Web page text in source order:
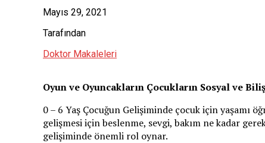
Mayıs 29, 2021
Tarafından
Doktor Makaleleri
Oyun ve Oyuncakların Çocukların Sosyal ve
0 – 6 Yaş Çocuğun Gelişiminde çocuk için yaşamı
gelişmesi için beslenme, sevgi, bakım ne kadar
gelişiminde önemli rol oynar.